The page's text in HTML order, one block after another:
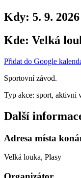
Kdy: 5. 9.
Kde: Velká
Přidat do Google
Sportovní závod.
Typ akce: sport, aktivní
Další
Adresa místa
Velká louka, Plasy